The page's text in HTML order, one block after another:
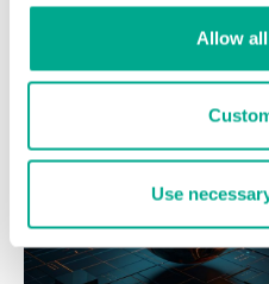
Allow
Use
ÚLTIMAS